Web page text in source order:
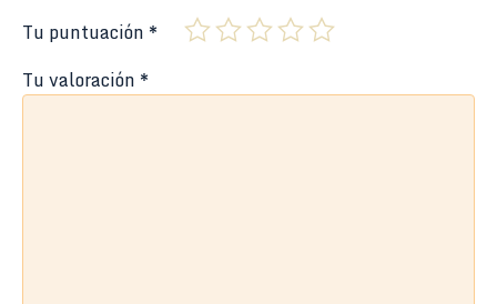
Tu puntuación *
Tu valoración *